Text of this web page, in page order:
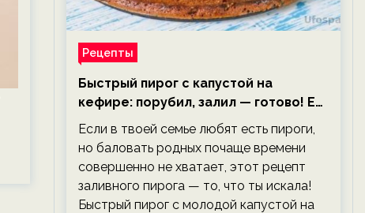
Рецепты
Быстрый пирог с капустой на
кефире: порубил, залил — готово! Ем,
не тревожась о фигуре!
Если в твоей семье любят есть пироги,
но баловать родных почаще времени
совершенно не хватает, этот рецепт
заливного пирога — то, что ты искала!
Быстрый пирог с молодой капустой на